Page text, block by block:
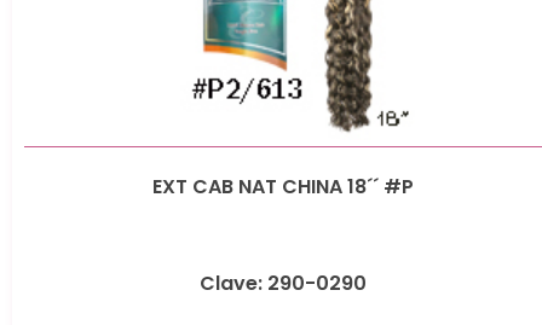
EXT CAB NAT CHINA 18´´ #P
Clave: 290-0290